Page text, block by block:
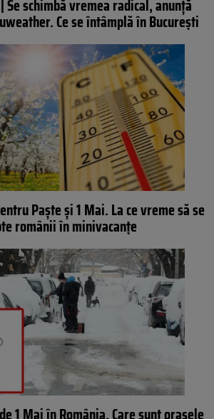
Se schimbă vremea radical, anunță
Ce se întâmplă în București
Paște și 1 Mai. La ce vreme să se
românii în minivacanțe
1 Mai în România. Care sunt orașele